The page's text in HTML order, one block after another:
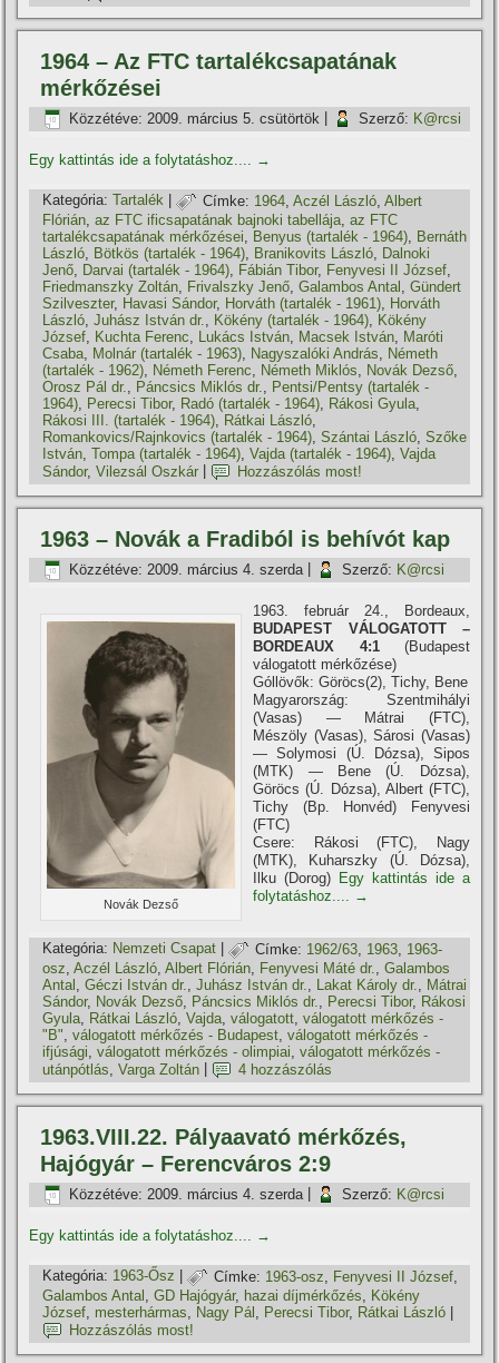
1964 – Az FTC tartalékcsapatának
mérkőzései
Közzétéve: 2009. március 5. csütörtök Szerző: K@rcsi
Egy kattintás ide a folytatáshoz.... →
Kategória: Tartalék | Címke: 1964 ,Aczél László ,Albert
Flórián,az FTC ificsapatának bajnoki tabellája,az FTC
tartalékcsapatának mérkőzései, Benyus (tartalék - 1964), Bernáth
László, Bötkös (tartalék - 1964), Branikovits László, Dalnoki
Jenő, Darvai (tartalék - 1964), Fábián Tibor, Fenyvesi II József,
Friedmanszky Zoltán, Frivalszky Jenő,Galambos Antal ,Gündert
Szilveszter, Havasi Sándor, Horváth (tartalék - 1961), Horváth
László,Juhász István dr., Kökény (tartalék - 1964), Kökény
József, Kuchta Ferenc, Lukács István, Macsek István, Maróti
Csaba, Molnár (tartalék - 1963), Nagyszalóki András, Németh
(tartalék - 1962), Németh Ferenc, Németh Miklós, Novák Dezső,
Orosz Pál dr., Páncsics Miklós dr., Pentsi/Pentsy (tartalék -
1964), Perecsi Tibor, Radó (tartalék - 1964), Rákosi Gyula,
Rákosi III. (tartalék - 1964), Rátkai László,
Romankovics/Rajnkovics (tartalék - 1964),Szántai László,Szőke
István,Tompa (tartalék - 1964),Vajda (tartalék - 1964),Vajda
Sándor,Vilezsál Oszkár Hozzászólás most!
1963 – Novák a Fradiból is behí­vót kap
Közzétéve: 2009. március 4. szerda Szerző: K@rcsi
Novák Dezső
1963. február 24., Bordeaux,
BUDAPEST VÁLOGATOTT –
BORDEAUX 4:1(Budapest
válogatott mérkőzése)
Góllövők: Göröcs(2), Tichy, Bene
Magyarország: Szentmihályi
(Vasas) — Mátrai (FTC),
Mészöly (Vasas), Sárosi (Vasas)
— Solymosi (Ú. Dózsa), Sipos
(MTK) — Bene (Ú. Dózsa),
Göröcs (Ú. Dózsa), Albert (FTC),
Tichy (Bp. Honvéd) Fenyvesi
(FTC)
Csere: Rákosi (FTC), Nagy
(MTK), Kuharszky (Ú. Dózsa),
Ilku (Dorog) Egy kattintás ide a
folytatáshoz.... →
Kategória: Nemzeti Csapat | Címke: 1962/63 1963 1963-
osz,Aczél László,Albert Flórián, Fenyvesi Máté dr.,Galambos
Antal ,Géczi István dr.,Juhász István dr., Lakat Károly dr., Mátrai
Sándor, Novák Dezső, Páncsics Miklós dr., Perecsi Tibor, Rákosi
Gyula, Rátkai László,Vajda,válogatott,válogatott mérkőzés -
"B",válogatott mérkőzés - Budapest,válogatott mérkőzés -
ifjúsági,válogatott mérkőzés - olimpiai,válogatott mérkőzés -
utánpótlás ,Varga Zoltán 4 hozzászólás
1963.VIII.22. Pályaavató mérkőzés,
Hajógyár – Ferencváros 2:9
Közzétéve: 2009. március 4. szerda Szerző: K@rcsi
Egy kattintás ide a folytatáshoz.... →
Kategória: 1963-Ősz | Címke: 1963-osz Fenyvesi II József
Galambos Antal ,GD Hajógyár, hazai dí­jmérkőzés, Kökény
József, mesterhármas, Nagy Pál , Perecsi Tibor, Rátkai László
Hozzászólás most!